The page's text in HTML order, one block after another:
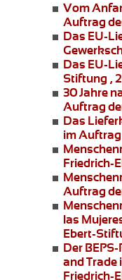
Vom
Auftrag
Das EU-
Das EU-
Stiftung ,
30 Jahre
Auftrag
Das
im
Friedrich-
Auftrag
las
Ebert-
Der
and Trade
Friedrich-